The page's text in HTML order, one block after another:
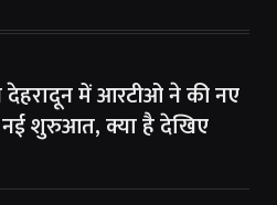
देहरादून में आरटीओ ने की नए
शुरुआत, क्या है देखिए